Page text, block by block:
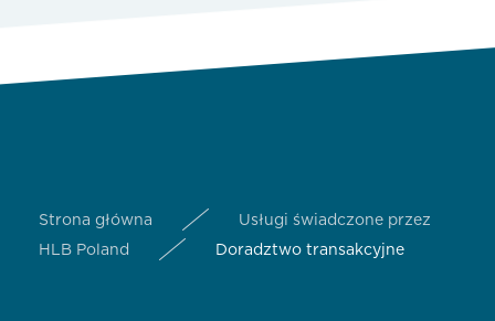
Strona główna
Usługi świadczone przez
HLB Poland
Doradztwo transakcyjne